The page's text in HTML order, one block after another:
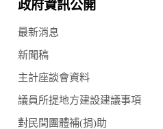
政府資訊公開
最新消息
新聞稿
主計座談會資料
議員所提地方建設建議事項
對民間團體補(捐)助